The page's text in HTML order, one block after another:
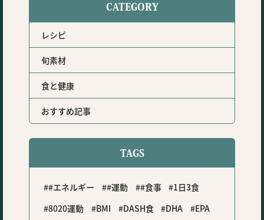
CATEGORY
レシピ
旬素材
食と健康
おすすめ記事
TAGS
#エネルギー #運動 #食事
1日3食
8020運動
BMI DASH食 DHA
EPA